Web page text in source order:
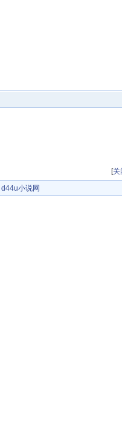
[关
d44u小说网